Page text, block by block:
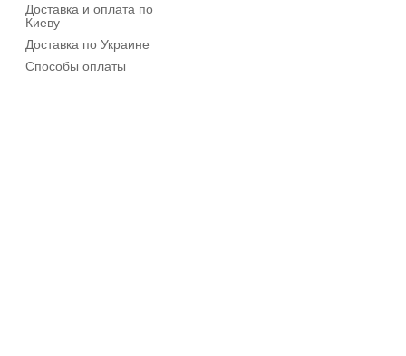
Доставка и оплата по
Киеву
Доставка по Украине
Способы оплаты